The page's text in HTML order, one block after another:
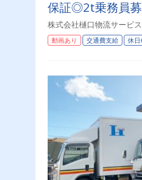
保証◎2t乗務員募
株式会社樋口物流サービ
動画あり 交通費支給 休